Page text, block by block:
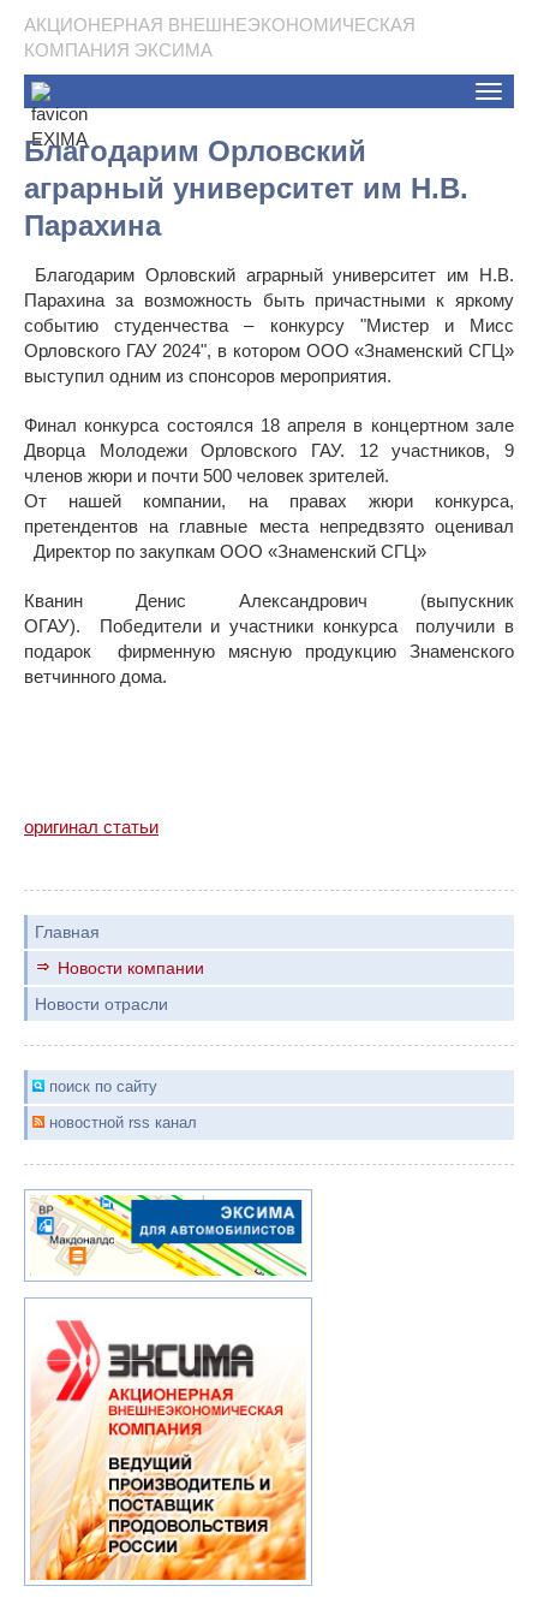
АКЦИОНЕРНАЯ ВНЕШНЕЭКОНОМИЧЕСКАЯ
КОМПАНИЯ ЭКСИМА
Toggle
Благодарим Орловский
аграрный университет им Н.В.
Парахина
Благодарим Орловский аграрный университет им Н.В.
Парахина за возможность быть причастными к яркому
событию студенчества – конкурсу "Мистер и Мисс
Орловского ГАУ 2024", в котором ООО «Знаменский СГЦ»
выступил одним из спонсоров мероприятия.
Финал конкурса состоялся 18 апреля в концертном зале
Дворца Молодежи Орловского ГАУ. 12 участников, 9
членов жюри и почти 500 человек зрителей.
От нашей компании, на правах жюри конкурса,
претендентов на главные места непредвзято оценивал
Директор по закупкам ООО «Знаменский СГЦ»
Кванин Денис Александрович (выпускник
ОГАУ). Победители и участники конкурса получили в
подарок фирменную мясную продукцию Знаменского
ветчинного дома.
оригинал статьи
Главная
Новости компании
Новости отрасли
поиск по сайту
новостной rss канал